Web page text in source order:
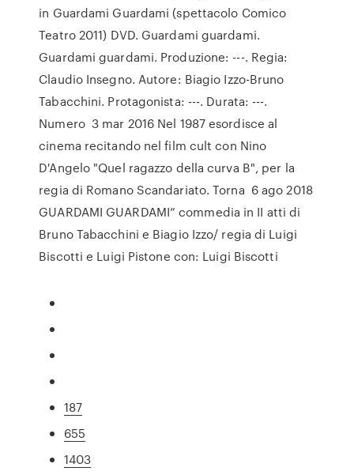
in Guardami Guardami (spettacolo Comico
Teatro 2011) DVD. Guardami guardami.
Guardami guardami. Produzione: ---. Regia:
Claudio Insegno. Autore: Biagio Izzo-Bruno
Tabacchini. Protagonista: ---. Durata: ---.
Numero 3 mar 2016 Nel 1987 esordisce al
cinema recitando nel film cult con Nino
D'Angelo "Quel ragazzo della curva B", per la
regia di Romano Scandariato. Torna 6 ago 2018
GUARDAMI GUARDAMI” commedia in II atti di
Bruno Tabacchini e Biagio Izzo/ regia di Luigi
Biscotti e Luigi Pistone con: Luigi Biscotti
187
655
1403